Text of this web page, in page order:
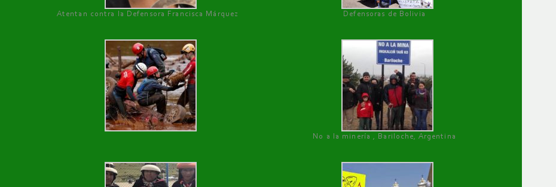
Atentan contra la Defensora Francisca Márquez Defensoras de Bolivia
No a la minería , Bariloche, Argentina